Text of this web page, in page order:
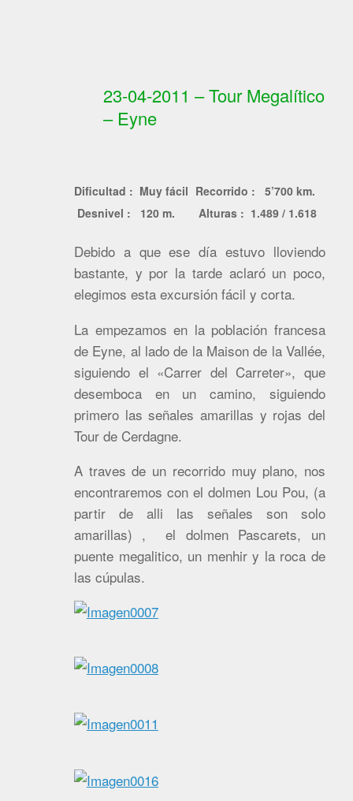
23-04-2011 – Tour Megalítico
– Eyne
Dificultad : Muy fácil Recorrido : 5’700 km.
Desnivel : 120 m.
Alturas : 1.489 / 1.618
Debido a que ese día estuvo lloviendo
bastante, y por la tarde aclaró un poco,
elegimos esta excursión fácil y corta.
La empezamos en la población francesa
de Eyne, al lado de la Maison de la Vallée,
siguiendo el «Carrer del Carreter», que
desemboca en un camino, siguiendo
primero las señales amarillas y rojas del
Tour de Cerdagne.
A traves de un recorrido muy plano, nos
encontraremos con el dolmen Lou Pou, (a
partir de alli las señales son solo
amarillas) , el dolmen Pascarets, un
puente megalitico, un menhir y la roca de
las cúpulas.